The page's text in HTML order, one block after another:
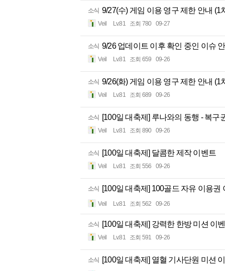
소식 9/27(수) 게임 이용 영구 제한 안내 (1
Veil Lv.81 조회 780 09-27
소식 9/26 업데이트 이후 확인 중인 이슈
Veil Lv.81 조회 659 09-26
소식 9/26(화) 게임 이용 영구 제한 안내 (1
Veil Lv.81 조회 689 09-26
소식 [100일 대축제] 루나와의 동행 - 복구
Veil Lv.81 조회 890 09-26
소식 [100일 대축제] 달콤한 제작 이벤트
Veil Lv.81 조회 556 09-26
소식 [100일 대축제] 100골드 자유 이용권
Veil Lv.81 조회 562 09-26
소식 [100일 대축제] 강력한 한방 미션 이
Veil Lv.81 조회 591 09-26
소식 [100일 대축제] 열혈 기사단원 미션